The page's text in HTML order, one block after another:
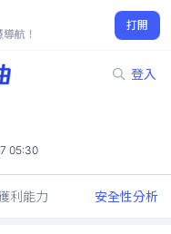
航！
打開
登入
05:30
利能力 安全性分析